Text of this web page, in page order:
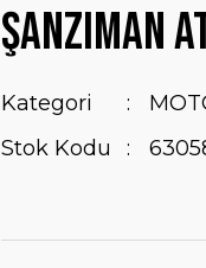
ŞANZIMAN
Kategori
Stok Kodu